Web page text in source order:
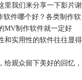
里我们来分享一下影片谢
软件哪个好？各类制作软
MV制作软件就一定好
和实用性的软件往往显得
观众留下美好的回忆，